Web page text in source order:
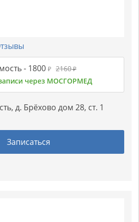
- 1800 ₽ 2160₽
через МОСГОРМЕД
д. Брёхово дом 28, ст. 1
Записаться